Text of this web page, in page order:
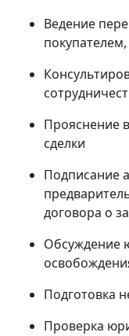
Ведение
Прояснение
сделки
Подписание
договора о
Обсуждение
Подготовка
Проверка